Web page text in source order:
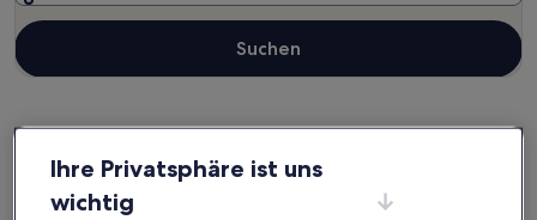
Suchen
Holmen Ferienunterkünfte nahe Pfadfindermuseum
Ihre Privatsphäre ist uns
wichtig